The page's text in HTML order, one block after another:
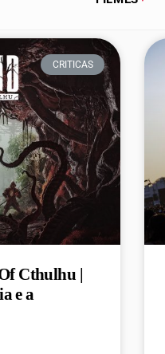
CRITICAS
Cthulhu |
e a